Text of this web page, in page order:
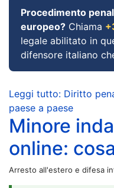
Procedimento
europeo? Chiama
legale abilitato in
difensore italiano
Leggi tutto: Diritto
paese a paese
Minore
online:
Arresto all'estero e difesa